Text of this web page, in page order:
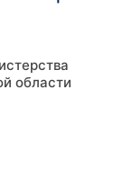
области